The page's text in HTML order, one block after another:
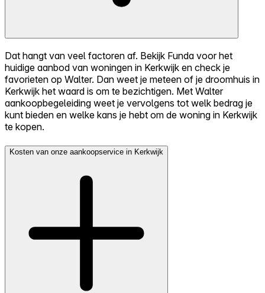
Dat hangt van veel factoren af. Bekijk Funda voor het
huidige aanbod van woningen in Kerkwijk en check je
favorieten op Walter. Dan weet je meteen of je droomhuis in
Kerkwijk het waard is om te bezichtigen. Met Walter
aankoopbegeleiding weet je vervolgens tot welk bedrag je
kunt bieden en welke kans je hebt om de woning in Kerkwijk
te kopen.
Kosten van onze aankoopservice in Kerkwijk